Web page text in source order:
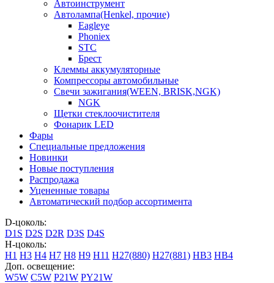
Автоинструмент
Автолампа(Henkel, прочие)
Eagleye
Phoniex
STC
Брест
Клеммы аккумуляторные
Компрессоры автомобильные
Свечи зажигания(WEEN, BRISK,NGK)
NGK
Щетки стеклоочистителя
Фонарик LED
Фары
Специальные предложения
Новинки
Новые поступления
Распродажа
Уцененные товары
Автоматический подбор ассортимента
D-цоколь:
D1S D2S D2R D3S D4S
H-цоколь:
H1 H3 H4 H7 H8 H9 H11 H27(880) H27(881) HB3 HB4
Доп. освещение:
W5W C5W P21W PY21W